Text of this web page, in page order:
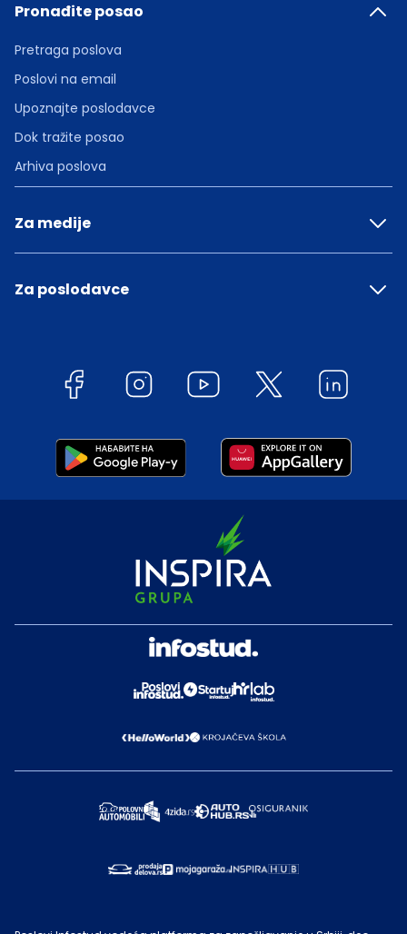
Pronađite posao
Pretraga poslova
Poslovi na email
Upoznajte poslodavce
Dok tražite posao
Arhiva poslova
Za medije
Za poslodavce